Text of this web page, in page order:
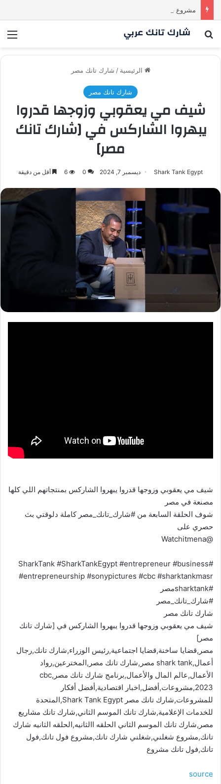
بحث عن
الرئيسية / شارك تانك مصر
شارك تانك مصر
شيف مي يعقوبي وزوجها قدروا
يبهروا الشاركس في [شارك تانك
مصر]
Shark Tank Egypt ديسمبر 7, 2024 0
6 أقل من دقيقة
شيف مي يعقوبي وزوجها قدروا يبهروا الشاركس بمنتجاتهم اللي كلها
مصنعة في مصر
شوف الحلقة السابعة من #شارك_تانك_مصر كاملة دلوقتي بث
حصري على
@Watchitmena
#SharkTank #SharkTankEgypt #entrepreneur #business
#entrepreneurship #sonypictures #cbc #sharktankmasr
#sharktankمصر
#شارك_تانك_مصر
شارك تانك مصر
شيف مي يعقوبي وزوجها قدروا يبهروا الشاركس في [شارك تانك
مصر]
مصر,قضايا ساخنة,قضايا اجتماعية,رئيس الوزراء,شارك تانك,رجال
أعمال,shark tank مصر,شارك تانك مصر,المخترعين,رواد
الأعمال,عالم المال والأعمال,برنامج شارك تانك مصر,cbc
2023,مشروعات,أفضل,اخبار اقتصادية,أفضل أفكار
للمشروعات,شارك تانك مصر Shark Tank Egypt,المتحدة
للخدمات الإعلامية,شارك تانك الموسم الثاني,شارك تانك مشاريع
مصر,شارك تانك الموسم الثاني الحلقه االثانيه,الحلقه الثانيه شارك
تانك,مشروع شغلني,شغلني شارك تانك,مشروع فول تانك,فول
تانك,فول تانك مشروع
source